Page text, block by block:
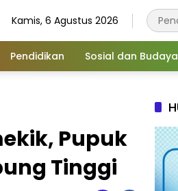
Kamis, 6 Agustus 2026
Pendidikan Sosial dan Budaya
Pupuk
Tinggi